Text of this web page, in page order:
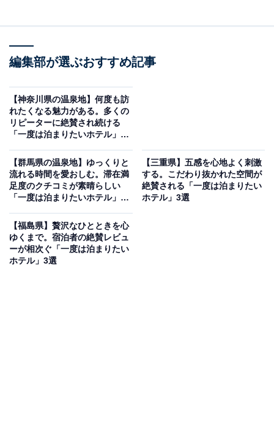
り）
創業90余年、海辺から徒歩圏内の谷あいに佇む「奥湯野
浜温泉 龍の湯」は、緑に囲まれた静かな一軒宿。一番の
魅力は、趣の異なる2種類の温泉を一度に堪能できる贅
沢な湯巡りです。夕食をその日の気分やお腹の具合に合
わせて自由に選べる独自のスタイルも好評で、朝食では
編集部が選ぶおすすめ記事
【神奈川県の温泉地】何度も訪
れたくなる魅力がある。多くの
リピーターに絶賛され続ける
「一度は泊まりたいホテル」3
【群馬県の温泉地】ゆっくりと
流れる時間を愛おしむ。滞在満
足度のクチコミが素晴らしい
「一度は泊まりたいホテル」3
城温泉】
【三重県】五感を心地よく刺激
する。こだわり抜かれた空間が
絶賛される「一度は泊まりたい
ホテル」3選
【福島県】贅沢なひとときを心
ゆくまで。宿泊者の絶賛レビュ
ーが相次ぐ「一度は泊まりたい
ホテル」3選